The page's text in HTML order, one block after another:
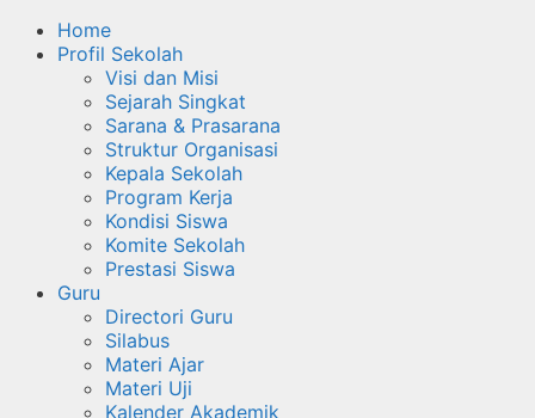
Home
Profil Sekolah
Visi dan Misi
Sejarah Singkat
Sarana & Prasarana
Struktur Organisasi
Kepala Sekolah
Program Kerja
Kondisi Siswa
Komite Sekolah
Prestasi Siswa
Guru
Directori Guru
Silabus
Materi Ajar
Materi Uji
Kalender Akademik